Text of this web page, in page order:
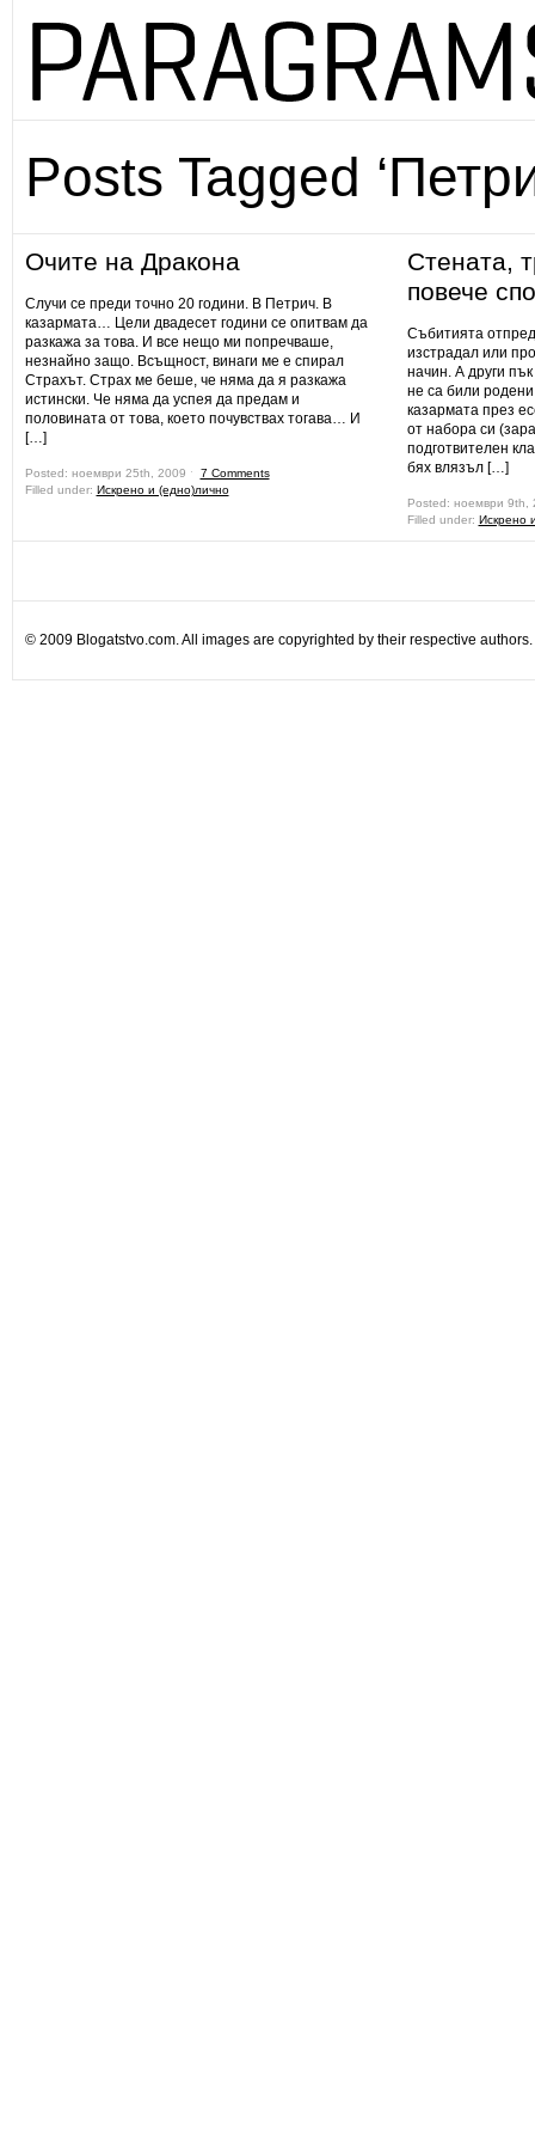
Posts Tagged
Очите на Дракона
Случи се преди точно 20 години. В Петрич. В
казармата… Цели двадесет години се опитвам да
разкажа за това. И все нещо ми попречваше,
незнайно защо. Всъщност, винаги ме е спирал
Страхът. Страх ме беше, че няма да я разкажа
истински. Че няма да успея да предам и
половината от това, което почувствах тогава… И
[…]
Posted: ноември 25th, 2009 ˑ 7 Comments
Filled under: Искрено и (едно)лично
Стената,
повече
Събитията
изстрадал или
начин. А други
не са били
казармата през
от набора си
подготвителен
бях влязъл […]
Posted: ноември 9th,
Filled under: Искрено
© 2009 Blogatstvo.com. All images are copyrighted by their respective authors.